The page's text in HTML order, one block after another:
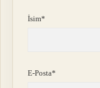
İsim*
E-Posta*